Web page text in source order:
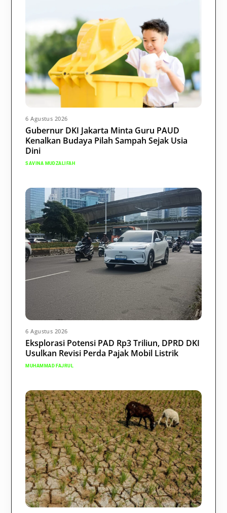
6 Agustus 2026
Gubernur DKI Jakarta Minta Guru PAUD
Kenalkan Budaya Pilah Sampah Sejak Usia
Dini
SAVINA MUDZALIFAH
6 Agustus 2026
Eksplorasi Potensi PAD Rp3 Triliun, DPRD DKI
Usulkan Revisi Perda Pajak Mobil Listrik
MUHAMMAD FAJRUL